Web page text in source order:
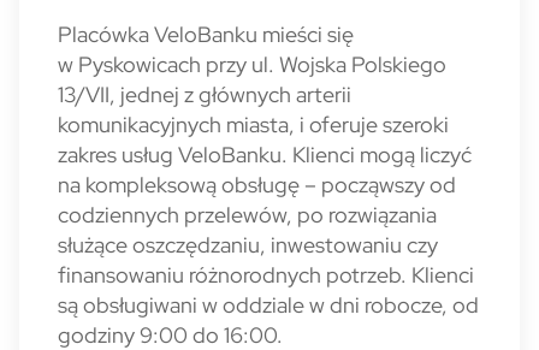
Placówka VeloBanku mieści się
w Pyskowicach przy ul. Wojska Polskiego
13/VII, jednej z głównych arterii
komunikacyjnych miasta, i oferuje szeroki
zakres usług VeloBanku. Klienci mogą liczyć
na kompleksową obsługę – począwszy od
codziennych przelewów, po rozwiązania
służące oszczędzaniu, inwestowaniu czy
finansowaniu różnorodnych potrzeb. Klienci
są obsługiwani w oddziale w dni robocze, od
godziny 9:00 do 16:00.